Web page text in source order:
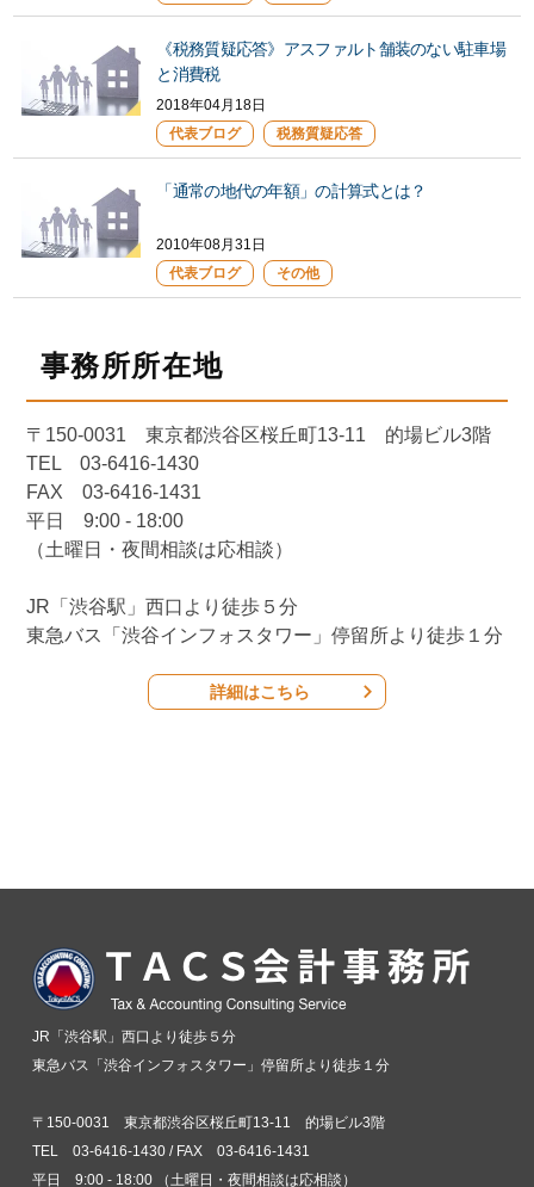
《税務質疑応答》アスファルト舗装のない駐車場
と消費税
2018年04月18日
代表ブログ
税務質疑応答
「通常の地代の年額」の計算式とは？
2010年08月31日
代表ブログ
その他
事務所所在地
〒150-0031 東京都渋谷区桜丘町13-11 的場ビル3階
TEL 03-6416-1430
FAX 03-6416-1431
平日 9:00 - 18:00
（土曜日・夜間相談は応相談）
JR「渋谷駅」西口より徒歩５分
東急バス「渋谷インフォスタワー」停留所より徒歩１分
詳細はこちら
JR「渋谷駅」西口より徒歩５分
東急バス「渋谷インフォスタワー」停留所より徒歩１分
〒150-0031 東京都渋谷区桜丘町13-11 的場ビル3階
TEL 03-6416-1430 / FAX 03-6416-1431
平日 9:00 - 18:00 （土曜日・夜間相談は応相談）